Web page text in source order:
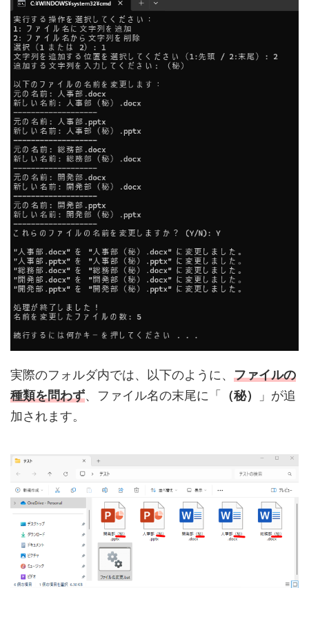
実際のフォルダ内では、以下のように、 ファイルの
種類を問わず、ファイル名の末尾に「 （秘）
」が追
加されます。